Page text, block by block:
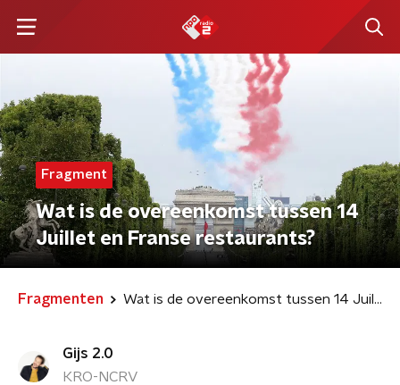
Fragment
Wat is de overeenkomst tussen 14
Juillet en Franse restaurants?
Fragmenten Wat is de overeenkomst tussen 14 Juillet en Franse restaurants?
Gijs 2.0
KRO-NCRV